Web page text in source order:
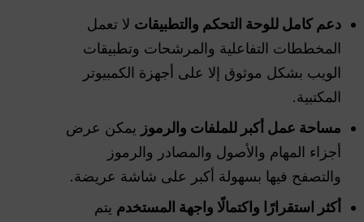
دعم كامل للوحة التحكم والتطبيقات لا تعمل
المخططات التفاعلية والمرشحات وتطبيقات
الويب بشكل موثوق إلا على أجهزة الكمبيوتر
المكتبية.
مساحة عمل أكبر للملفات والرموز يمكن عرض
أجزاء المهام والأصول والمصادر والرموز
والتصفح فيها بسهولة أكبر على شاشة عريضة.
أكثر استقرارًا واكتمالًا واجهة المستخدم يتم